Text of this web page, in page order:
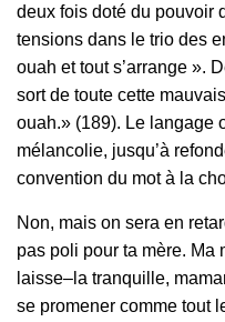
deux fois doté du pouvoir
tensions dans le trio des
ouah et tout s’arrange ».
sort de toute cette
ouah.» (189). Le langage
mélancolie, jusqu’à
convention du mot à la
Non, mais on sera en
pas poli pour ta mère. Ma
laisse–la tranquille,
se promener comme tout